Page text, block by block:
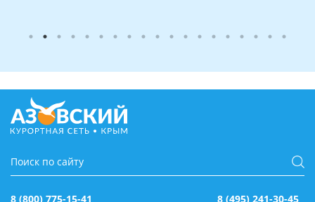
8 (800) 775-15-41 8 (495) 241-30-45